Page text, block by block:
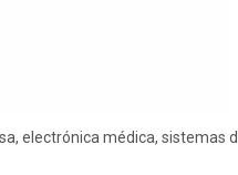
electrónica médica, sistemas